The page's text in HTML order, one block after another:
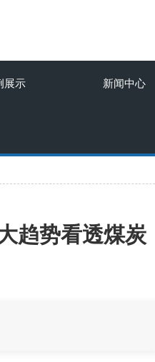
展示 新闻中心
趋势看透煤炭